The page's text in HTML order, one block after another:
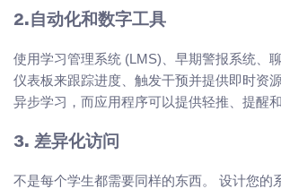
2.自动化和数字工具
使用学习管理系统 (LMS)、早期警报系统、
仪表板来跟踪进度、触发干预并提供即时资
异步学习，而应用程序可以提供轻推、提醒和
3. 差异化访问
不是每个学生都需要同样的东西。 设计您的